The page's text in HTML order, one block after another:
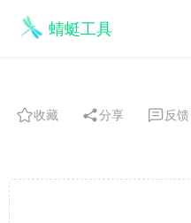
蜻蜓工具
收藏 分享 反馈